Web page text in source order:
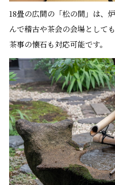
18畳の広間の「松の間」は、
んで稽古や茶会の会場として
茶事の懐石も対応可能です。